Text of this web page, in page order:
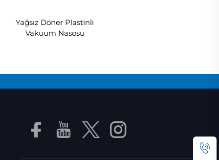
Yağsız Döner Plastinli
Vakuum Nasosu